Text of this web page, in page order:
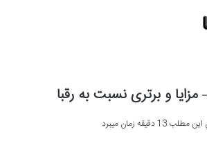
مزایا و برتری نسبت به رقبا
13 دقیقه زمان میبرد